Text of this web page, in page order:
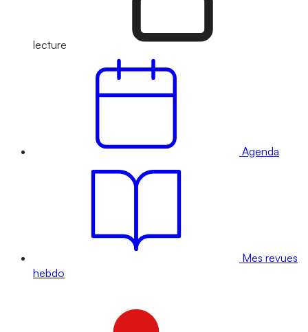
lecture
Agenda
Mes revues
hebdo